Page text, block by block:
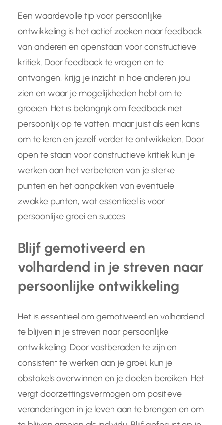
Een waardevolle tip voor persoonlijke
ontwikkeling is het actief zoeken naar feedback
van anderen en openstaan voor constructieve
kritiek. Door feedback te vragen en te
ontvangen, krijg je inzicht in hoe anderen jou
zien en waar je mogelijkheden hebt om te
groeien. Het is belangrijk om feedback niet
persoonlijk op te vatten, maar juist als een kans
om te leren en jezelf verder te ontwikkelen. Door
open te staan voor constructieve kritiek kun je
werken aan het verbeteren van je sterke
punten en het aanpakken van eventuele
zwakke punten, wat essentieel is voor
persoonlijke groei en succes.
Blijf gemotiveerd en
volhardend in je streven naar
persoonlijke ontwikkeling
Het is essentieel om gemotiveerd en volhardend
te blijven in je streven naar persoonlijke
ontwikkeling. Door vastberaden te zijn en
consistent te werken aan je groei, kun je
obstakels overwinnen en je doelen bereiken. Het
vergt doorzettingsvermogen om positieve
veranderingen in je leven aan te brengen en om